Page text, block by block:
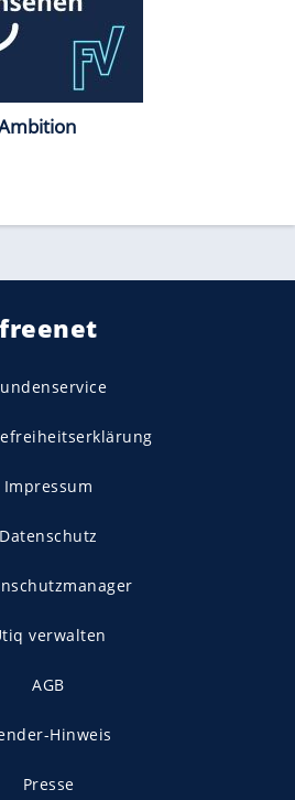
freenet
Impressum
Datenschutz
verwalten
AGB
Hinweis
Presse